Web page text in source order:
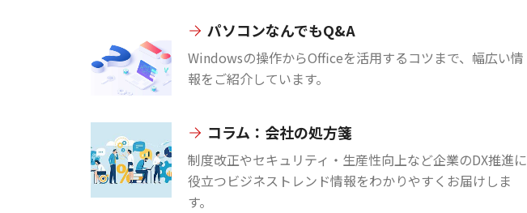
パソコンなんでもQ&A
Windowsの操作からOfficeを活用するコツまで、幅広い情
報をご紹介しています。
コラム：会社の処方箋
制度改正やセキュリティ・生産性向上など企業のDX推進に
役立つビジネストレンド情報をわかりやすくお届けしま
す。